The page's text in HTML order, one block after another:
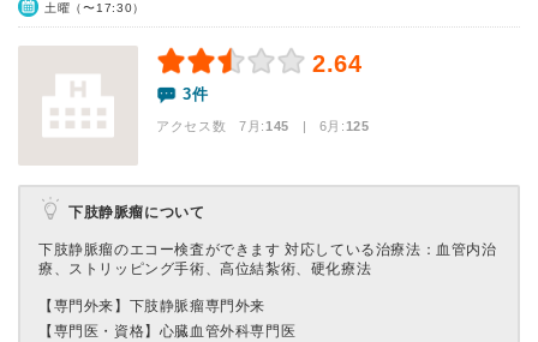
土曜（〜17:30）
2.64
3件
アクセス数 7月:145 | 6月:125
下肢静脈瘤について
下肢静脈瘤のエコー検査ができます 対応している治療法：血管内治
療、ストリッピング手術、高位結紮術、硬化療法
【専門外来】 下肢静脈瘤専門外来
【専門医・資格】 心臓血管外科専門医